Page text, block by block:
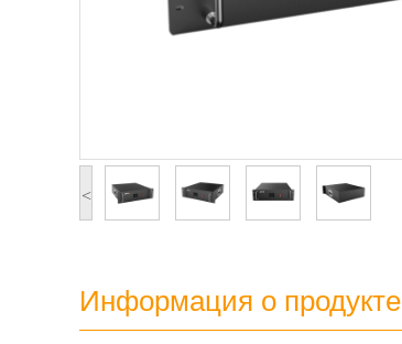
<
Информация о продукте